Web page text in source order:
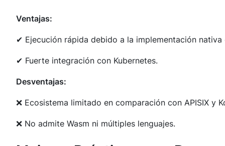
Ventajas:
✔ Ejecución rápida debido a la implementación nativa
✔ Fuerte integración con Kubernetes.
Desventajas:
❌ Ecosistema limitado en comparación con APISIX y
❌ No admite Wasm ni múltiples lenguajes.